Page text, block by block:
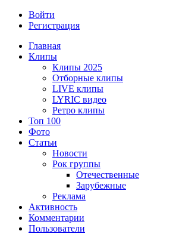
Войти
Регистрация
Главная
Клипы
Клипы 2025
Отборные клипы
LIVE клипы
LYRIC видео
Ретро клипы
Топ 100
Фото
Статьи
Новости
Рок группы
Отечественные
Зарубежные
Реклама
Активность
Комментарии
Пользователи